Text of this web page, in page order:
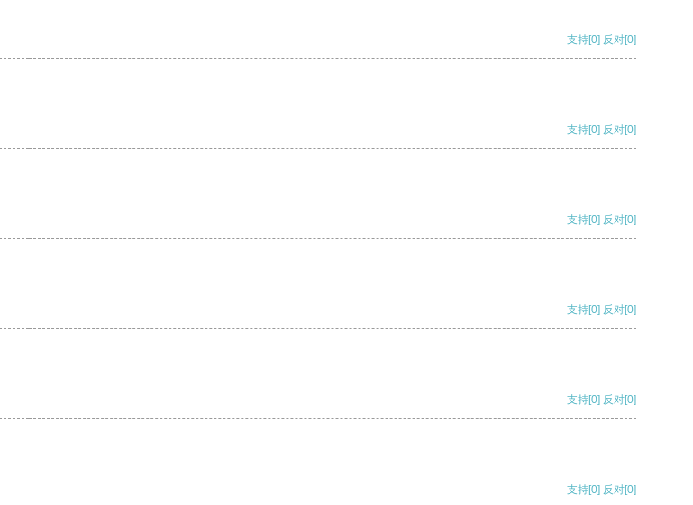
支持[0] 反对[0]
支持[0] 反对[0]
支持[0] 反对[0]
支持[0] 反对[0]
支持[0] 反对[0]
支持[0] 反对[0]